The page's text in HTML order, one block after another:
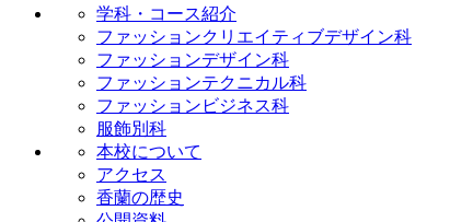
学科・コース紹介
ファッションクリエイティブデザイン科
ファッションデザイン科
ファッションテクニカル科
ファッションビジネス科
服飾別科
本校について
アクセス
香蘭の歴史